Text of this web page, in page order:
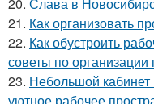
21. Как организовать
22. Как обустроить
советы по организации
23. Небольшой кабинет